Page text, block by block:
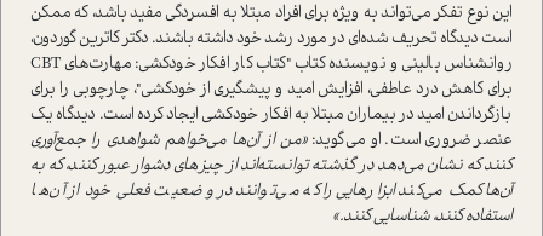
این نوع تفکر می‌تواند به ویژه برای افراد مبتلا به افسردگی مفید باشد، که ممکن
است دیدگاه تحریف شده‌ای در مورد رشد خود داشته باشند. دکتر کاترین گوردون،
روانشناس بالینی و نویسنده کتاب "کتاب کار افکار خودکشی: مهارت‌های CBT
برای کاهش درد عاطفی، افزایش امید و پیشگیری از خودکشی"، چارچوبی را برای
بازگرداندن امید در بیماران مبتلا به افکار خودکشی ایجاد کرده است. دیدگاه یک
عنصر ضروری است. او می‌گوید: «من از آن‌ها می‌خواهم شواهدی را جمع‌آوری
کنند که نشان می‌دهد در گذشته توانسته‌اند از چیزهای دشوار عبور کنند، که به
آن‌ها کمک می‌کند ابزارهایی را که می‌توانند در وضعیت فعلی خود از آن‌ها
استفاده کنند، شناسایی کنند.»